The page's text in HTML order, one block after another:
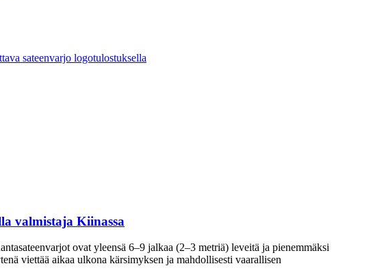
valmistaja Kiinassa
ovat yleensä 6–9 jalkaa (2–3 metriä) leveitä ja pienemmäksi
viettää aikaa ulkona kärsimyksen ja mahdollisesti vaarallisen